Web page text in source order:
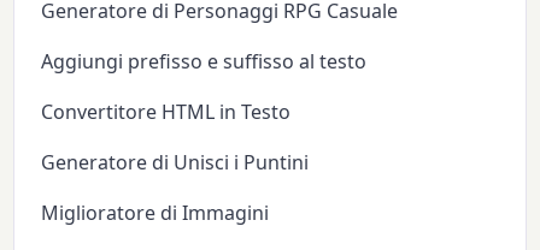
Generatore di Personaggi RPG Casuale
Aggiungi prefisso e suffisso al testo
Convertitore HTML in Testo
Generatore di Unisci i Puntini
Miglioratore di Immagini